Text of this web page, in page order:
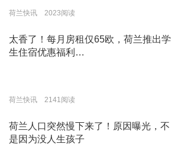
荷兰快讯 2023阅读
太香了！每月房租仅65欧，荷兰推出学
生住宿优惠福利…
荷兰快讯 2141阅读
荷兰人口突然慢下来了！原因曝光，不
是因为没人生孩子